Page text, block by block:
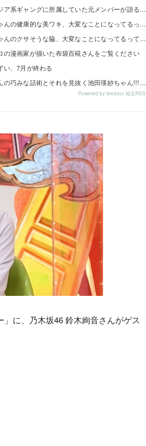
【恐怖】アジア系ギャングに所属していた元メンバーが語る、あの時のリアルすぎる体験談… 他
松尾美佑ちゃんの健康的な美ワキ、大変なことになってるって…
んのクサそうな脇、大変なことになってるって…
の漫画家が描いた布袋百椛さんをご覧ください
い、7月が終わる
林瑠奈ちゃんの巧みな話術とそれを見抜く池田瑛紗ちゃん!!!【乃木坂46】
Powered by livedoor 相互RSS
に、乃木坂46 鈴木絢音さんがゲス